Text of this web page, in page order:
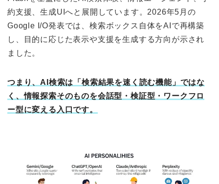
約支援、生成UIへと展開しています。2026年5月の
Google I/O発表では、検索ボックス自体をAIで再構築
し、目的に応じた表示や支援を生成する方向が示され
ました。
つまり、AI検索は「検索結果を速く読む機能」ではな
く、情報探索そのものを会話型・検証型・ワークフロ
ー型に変える入口です。